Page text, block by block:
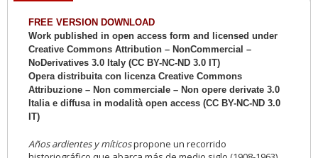
FREE VERSION DOWNLOAD
Work published in open access form and licensed under
Creative Commons Attribution – NonCommercial –
NoDerivatives 3.0 Italy (CC BY-NC-ND 3.0 IT)
Opera distribuita con licenza Creative Commons
Attribuzione – Non commerciale – Non opere derivate 3.0
Italia e diffusa in modalità open access (CC BY-NC-ND 3.0
IT)
Años ardientes y míticospropone un recorrido